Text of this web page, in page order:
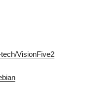
VisionFive2